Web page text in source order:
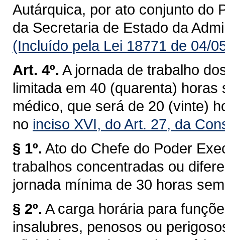
Autárquica, por ato conjunto do
da Secretaria de Estado da
(Incluído pela Lei 18771 de 04/
Art. 4º. A jornada de trabalho
limitada em 40 (quarenta)
médico, que será de 20 (vinte)
no inciso XVI, do Art. 27, da
§ 1º. Ato do Chefe do Poder
trabalhos concentradas ou
jornada mínima de 30 horas
§ 2º. A carga horária para
insalubres, penosos ou